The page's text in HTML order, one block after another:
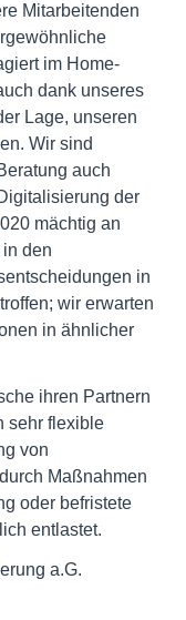
Mitarbeitenden
im Home-
dank unseres
Lage, unseren
Wir sind
auch
der
mächtig an
den
in
wir erwarten
in ähnlicher
ihren Partnern
sehr flexible
von
Maßnahmen
oder befristete
entlastet.
a.G.